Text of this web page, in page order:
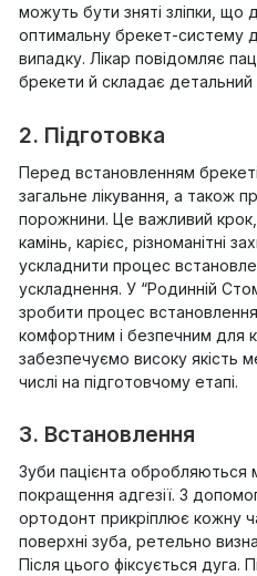
можуть бути зняті зліпки,
оптимальну брекет-систему
випадку. Лікар повідомляє
брекети й складає детальний
2. Підготовка
Перед встановленням
загальне лікування, а також
порожнини. Це важливий крок,
камінь, карієс, різноманітні
ускладнити процес
ускладнення. У “Родинній
зробити процес
комфортним і безпечним для
забезпечуємо високу якість
числі на підготовчому етапі.
3. Встановлення
Зуби пацієнта
покращення адгезії. З
ортодонт прикріплює кожну
поверхні зуба, ретельно
Після цього фіксується дуга.